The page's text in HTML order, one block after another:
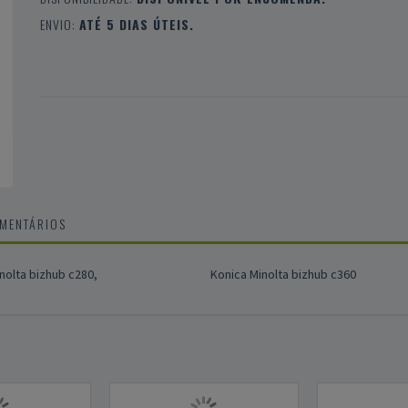
ENVIO: ATÉ 5 DIAS ÚTEIS.
bizhub c280, Konica Minolta bizhub c360